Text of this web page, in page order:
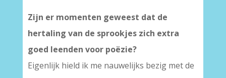
Zijn er momenten geweest dat de
hertaling van de sprookjes zich extra
goed leenden voor poëzie?
Eigenlijk hield ik me nauwelijks bezig met de